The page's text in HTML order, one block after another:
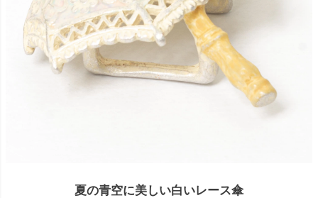
夏の青空に美しい白いレース傘